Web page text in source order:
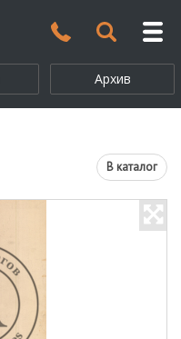
Архив
В каталог